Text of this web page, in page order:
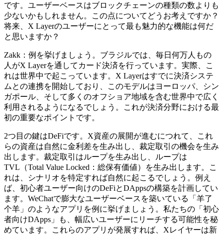
です。ユーザーベースはブロックチェーンの種類の数よりも
少ないかもしれません。この点についてどうお考えですか？
将来、X Layerのユーザーにとって最も魅力的な機能は何だ
と思いますか？
Zakk：例を挙げましょう。ブラジルでは、毎日何万人もの
人がX Layerを通してカード決済を行っています。実際、こ
れは世界中で起こっています。X Layerはすでに決済システ
ムとの連携を開始しており、このモデルはヨーロッパ、シン
ガポール、そして多くのオフショア地域を含む世界中で広く
利用されるようになるでしょう。これが決済分野における最
初の重要なポイントです。
2つ目の鍵はDeFiです。X資産の展開が進むにつれて、これ
らの資産は自然に金利差を生み出し、裁定取引の機会を生み
出します。裁定取引はループを生み出し、ループは
TVL（Total Value Locked：総保有価値）を生み出します。こ
れは、シナリオを特定すれば自然に起こるでしょう。例え
ば、初心者ユーザー向けのDeFiとDAppsの構築を計画してい
ます。WeChatで膨大なユーザーベースを築いている「羊了
个羊」のようなアプリを例に挙げましょう。私たちの「初心
者向けDApps」も、幅広いユーザーにリーチする可能性を秘
めています。これらのアプリが発展すれば、Xレイヤーは新